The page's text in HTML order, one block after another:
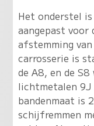
Het onderstel
aangepast voor
afstemming
carrosserie is
de A8, en de
lichtmetalen 9J
bandenmaat is
schijfremmen